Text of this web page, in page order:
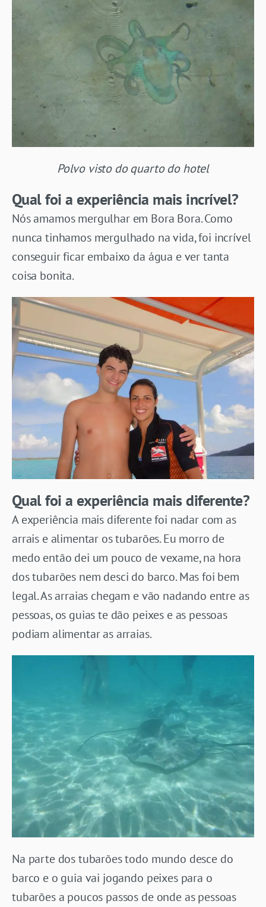
Polvo visto do quarto do hotel
Qual foi a experiência mais incrível?
Nós amamos mergulhar em Bora Bora. Como
nunca tinhamos mergulhado na vida, foi incrível
conseguir ficar embaixo da água e ver tanta
coisa bonita.
Qual foi a experiência mais diferente?
A experiência mais diferente foi nadar com as
arrais e alimentar os tubarões. Eu morro de
medo então dei um pouco de vexame, na hora
dos tubarões nem desci do barco. Mas foi bem
legal. As arraias chegam e vão nadando entre as
pessoas, os guias te dão peixes e as pessoas
podiam alimentar as arraias.
Na parte dos tubarões todo mundo desce do
barco e o guia vai jogando peixes para o
tubarões a poucos passos de onde as pessoas